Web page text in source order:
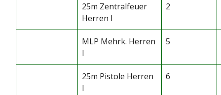
25m Zentralfeuer
Herren I
2
MLP Mehrk. Herren
I
5
25m Pistole Herren
I
6